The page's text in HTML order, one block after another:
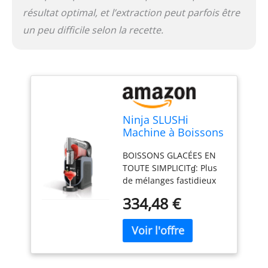
: L : 41,35 cm x H : 42,98
cm x l : 16,56 cm. Poids :
résultat optimal, et l’extraction peut parfois être
un peu difficile selon la recette.
Ninja SLUSHi
Machine à Boissons
Milkshakes FS301EU
BOISSONS GLACÉES EN
TOUTE SIMPLICITɠ: Plus
de mélanges fastidieux
diluées ; vous pouvez
déguster vos boissons
glacées préférées à la
maison d'une simple
pression sur un bouton
334,48 €